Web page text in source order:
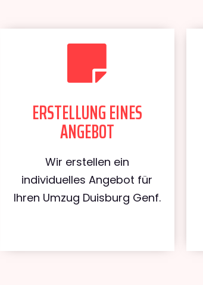
ERSTELLUNG EINES
ANGEBOT
Wir erstellen ein
individuelles Angebot für
Ihren Umzug Duisburg Genf.